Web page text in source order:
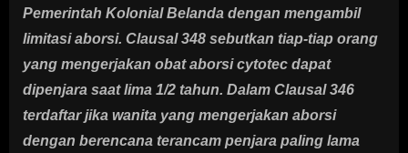
Pemerintah Kolonial Belanda dengan mengambil
limitasi aborsi. Clausal 348 sebutkan tiap-tiap orang
yang mengerjakan obat aborsi cytotec dapat
dipenjara saat lima 1/2 tahun. Dalam Clausal 346
terdaftar jika wanita yang mengerjakan aborsi
dengan berencana terancam penjara paling lama